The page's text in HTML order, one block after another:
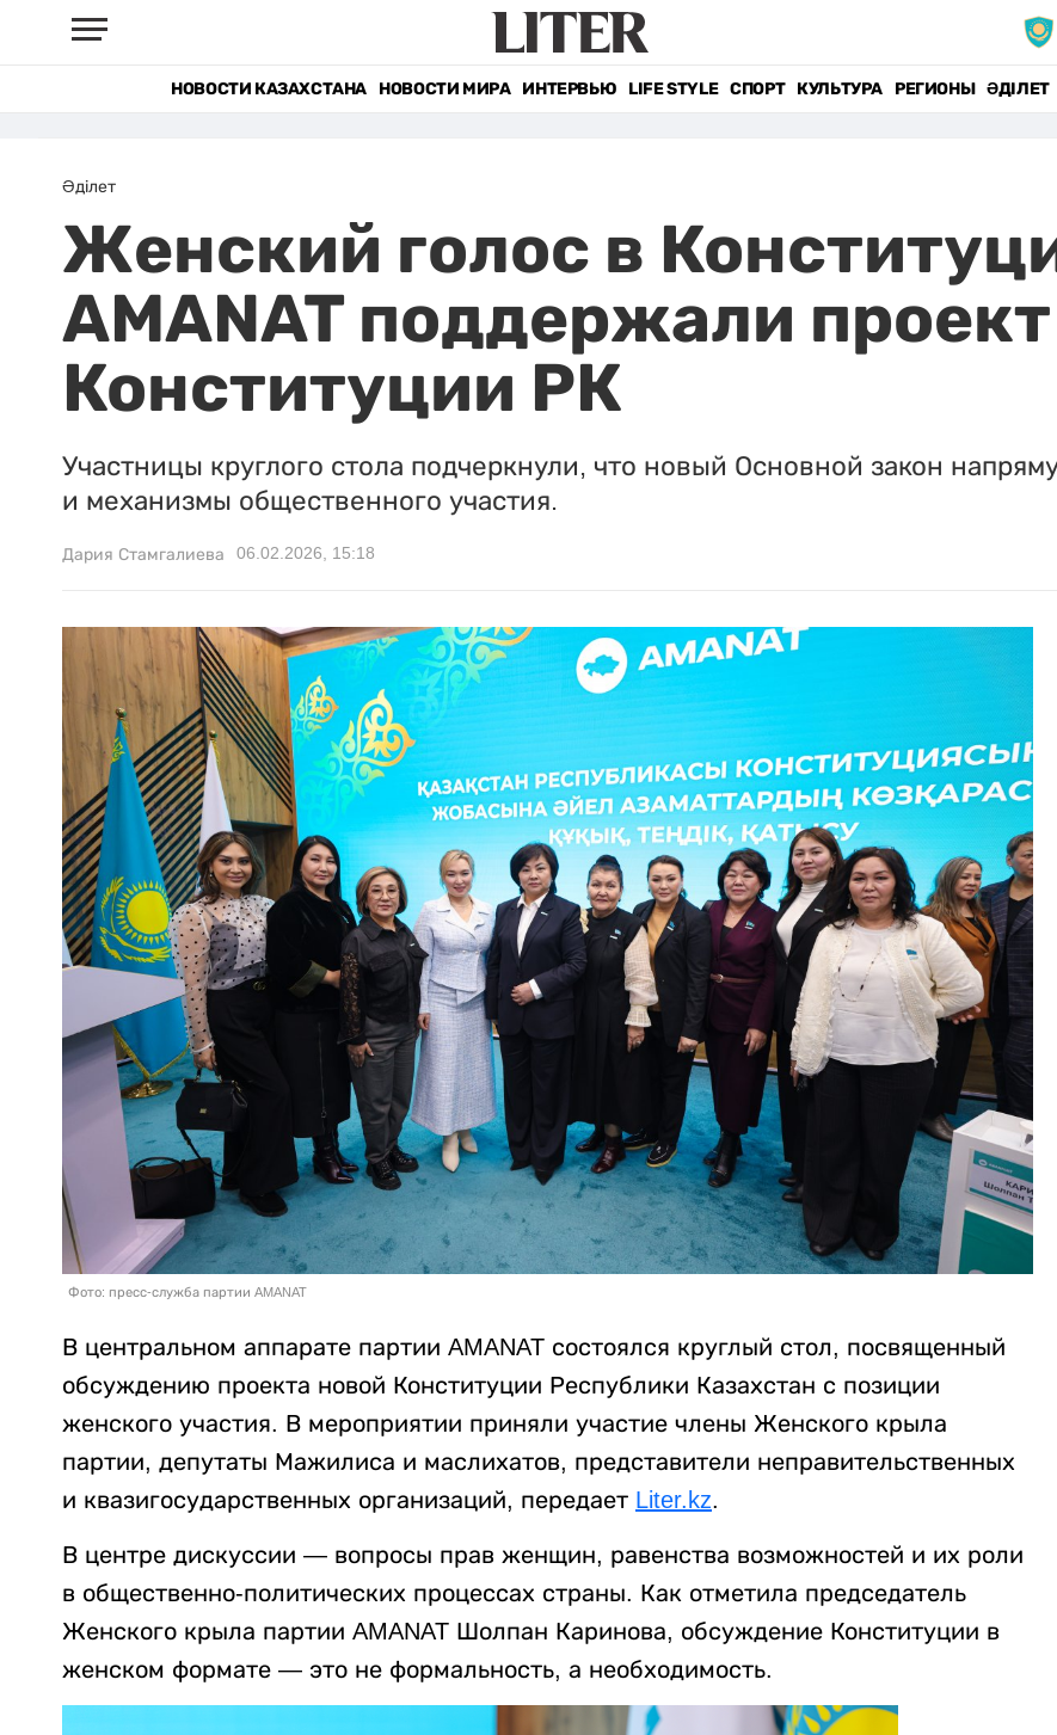
НОВОСТИ КАЗАХСТАНА НОВОСТИ МИРА ИНТЕРВЬЮ LIFE STYLE СПОРТ КУЛЬТУРА РЕГИОНЫ ӘДІЛЕТ
Әділет
Женский голос в
AMANAT поддержали
Конституции РК
Участницы круглого стола подчеркнули, что новый Основной закон
и механизмы общественного участия.
Дария Стамгалиева 06.02.2026, 15:18
Фото: пресс-служба партии AMANAT
В центральном аппарате партии AMANAT состоялся круглый стол, посвященный
обсуждению проекта новой Конституции Республики Казахстан с позиции
женского участия. В мероприятии приняли участие члены Женского крыла
партии, депутаты Мажилиса и маслихатов, представители неправительственных
и квазигосударственных организаций, передает Liter.kz.
В центре дискуссии — вопросы прав женщин, равенства возможностей и их роли
в общественно-политических процессах страны. Как отметила председатель
Женского крыла партии AMANAT Шолпан Каринова, обсуждение Конституции в
женском формате — это не формальность, а необходимость.